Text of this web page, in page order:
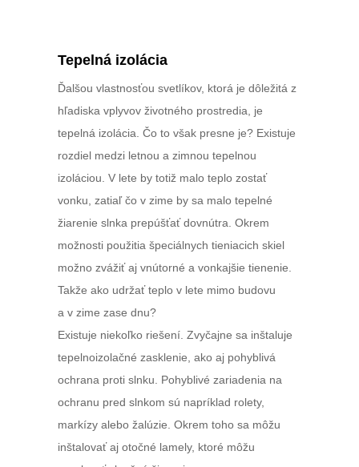
Tepelná izolácia
Ďalšou vlastnosťou svetlíkov, ktorá je dôležitá z
hľadiska vplyvov životného prostredia, je
tepelná izolácia. Čo to však presne je? Existuje
rozdiel medzi letnou a zimnou tepelnou
izoláciou. V lete by totiž malo teplo zostať
vonku, zatiaľ čo v zime by sa malo tepelné
žiarenie slnka prepúšťať dovnútra. Okrem
možnosti použitia špeciálnych tieniacich skiel
možno zvážiť aj vnútorné a vonkajšie tienenie.
Takže ako udržať teplo v lete mimo budovu
a v zime zase dnu?
Existuje niekoľko riešení. Zvyčajne sa inštaluje
tepelnoizolačné zasklenie, ako aj pohyblivá
ochrana proti slnku. Pohyblivé zariadenia na
ochranu pred slnkom sú napríklad rolety,
markízy alebo žalúzie. Okrem toho sa môžu
inštalovať aj otočné lamely, ktoré môžu